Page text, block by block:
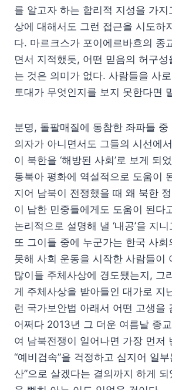
를 알고자 하는 합리적 지성을 가
상에 대해서도 그런 접근을 시도하
다. 마르크스가 포이에르바흐의 종
면서 지적했듯, 어떤 믿음의 허구
는 것은 의미가 없다. 사람들을 사
토대가 무엇인지를 보지 못한다면
분명, 돌팔매질에 동참한 좌파들 중
의자가 아니면서도 그들의 시선에
이 북한을 ‘해방된 사회’로 보게 되
동북아 평화에 역설적으로 도움이
지어 남북이 전쟁했을 때 왜 북한
이 남한 민중들에게도 도움이 된다
논리적으로 설명해 낼 ‘내공’을 지
또 그이들 중에 누군가는 한국 사회
못해 사회 운동을 시작한 사람들이
많이들 주체사상에 경도됐는지, 그
게 주체사상을 받아들인 대가로 지
런 국가보안법 아래서 어떤 고생을
어쩌다 2013년 그 더운 여름날 종
여 남북전쟁이 일어나면 가장 먼저
“예비검속”을 걱정하고 심지어 일부
산”으로 살겠다는 결의까지 하게